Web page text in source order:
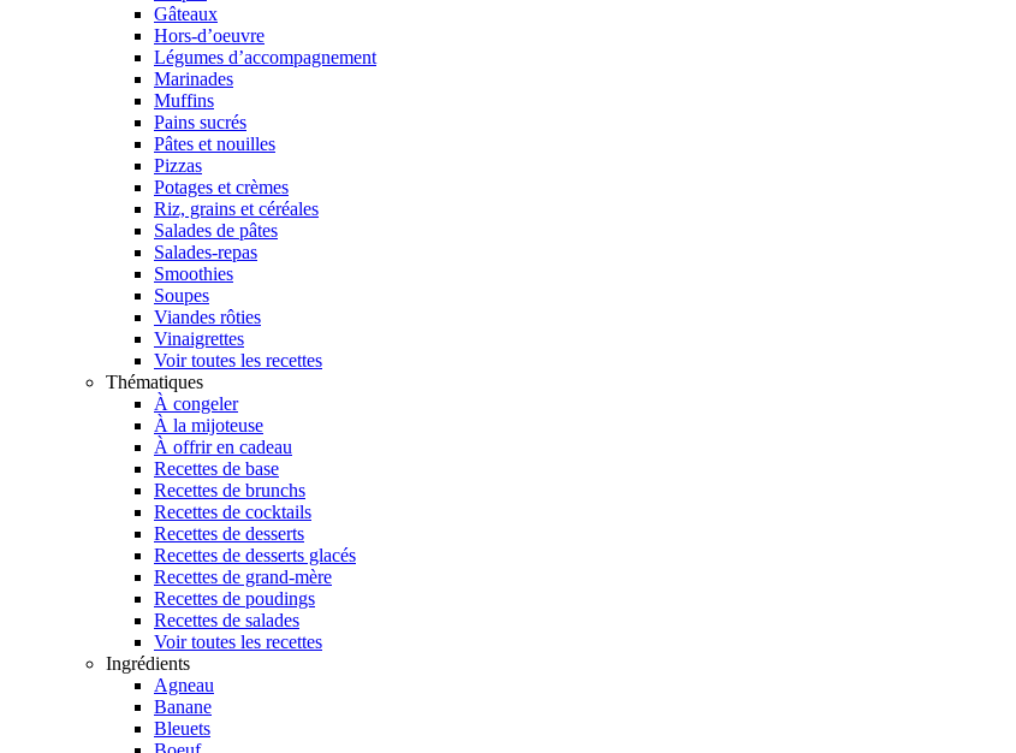
Gâteaux
Hors-d’oeuvre
Légumes d’accompagnement
Marinades
Muffins
Pains sucrés
Pâtes et nouilles
Pizzas
Potages et crèmes
Riz, grains et céréales
Salades de pâtes
Salades-repas
Smoothies
Soupes
Viandes rôties
Vinaigrettes
Voir toutes les recettes
Thématiques
À congeler
À la mijoteuse
À offrir en cadeau
Recettes de base
Recettes de brunchs
Recettes de cocktails
Recettes de desserts
Recettes de desserts glacés
Recettes de grand-mère
Recettes de poudings
Recettes de salades
Voir toutes les recettes
Ingrédients
Agneau
Banane
Bleuets